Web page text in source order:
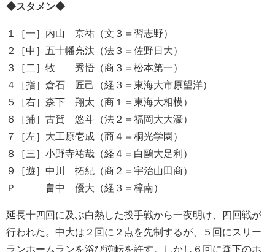
◆スタメン◆
１［一］内山 京祐（文３＝習志野）
２［中］五十幡亮汰（法３＝佐野日大）
３［二］牧 秀悟（商３＝松本第一）
４［指］倉石 匠己（経３＝東海大市原望洋）
５［右］森下 翔太（商１＝東海大相模）
６［捕］古賀 悠斗（法２＝福岡大大濠）
７［左］大工原壱成（商４＝桐光学園）
８［三］小野寺祐哉（経４＝白鷗大足利）
９［遊］中川 拓紀（商２＝宇治山田商）
Ｐ 畠中 優大（経３＝樟南）
延長十四回に及ぶ白熱した投手戦から一夜明け、
四回戦が
行われた。中大は２回に２点を先制するが、５回にスリー
ランホームランを浴び逆転を許す。
しかし６回に森下のホ